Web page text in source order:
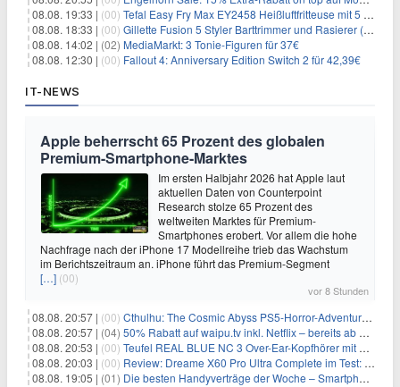
08.08. 19:33 | (00) Tefal Easy Fry Max EY2458 Heißluftfritteuse mit 5 Litern für 64,99€
08.08. 18:33 | (00) Gillette Fusion 5 Styler Barttrimmer und Rasierer (All in One) für 16€
08.08. 14:02 | (02) MediaMarkt: 3 Tonie-Figuren für 37€
08.08. 12:30 | (00) Fallout 4: Anniversary Edition Switch 2 für 42,39€
IT-NEWS
Apple beherrscht 65 Prozent des globalen
Premium-Smartphone-Marktes
Im ersten Halbjahr 2026 hat Apple laut
aktuellen Daten von Counterpoint
Research stolze 65 Prozent des
weltweiten Marktes für Premium-
Smartphones erobert. Vor allem die hohe
Nachfrage nach der iPhone 17 Modellreihe trieb das Wachstum
im Berichtszeitraum an. iPhone führt das Premium-Segment
[…] (00)
vor 8 Stunden
08.08. 20:57 | (00) Cthulhu: The Cosmic Abyss PS5-Horror-Adventure für 27,99€
08.08. 20:57 | (04) 50% Rabatt auf waipu.tv inkl. Netflix – bereits ab 9€/Monat (statt 17,99€)
08.08. 20:53 | (00) Teufel REAL BLUE NC 3 Over-Ear-Kopfhörer mit ANC für 149,99€
08.08. 20:03 | (00) Review: Dreame X60 Pro Ultra Complete im Test: 42.000 Pa, 100 °C Moppwäsche & erstaunlich viel Technik in nur 8,9 cm Höhe
08.08. 19:05 | (01) Die besten Handyverträge der Woche – Smartphone-Tarife & SIM-Only im Überblick